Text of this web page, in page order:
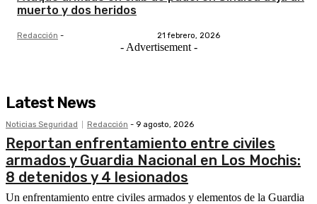
muerto y dos heridos
Redacción - 21 febrero, 2026
- Advertisement -
Latest News
Noticias Seguridad Redacción - 9 agosto, 2026
Reportan enfrentamiento entre civiles
armados y Guardia Nacional en Los Mochis:
8 detenidos y 4 lesionados
Un enfrentamiento entre civiles armados y elementos de la Guardia